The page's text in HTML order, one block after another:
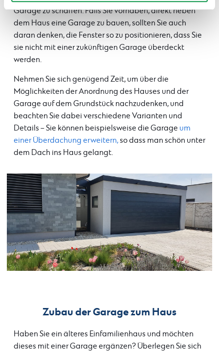
Garage zu schaffen. Falls Sie vorhaben, direkt neben
dem Haus eine Garage zu bauen, sollten Sie auch
daran denken, die Fenster so zu positionieren, dass Sie
sie nicht mit einer zukünftigen Garage überdeckt
werden.
Nehmen Sie sich genügend Zeit, um über die
Möglichkeiten der Anordnung des Hauses und der
Garage auf dem Grundstück nachzudenken, und
beachten Sie dabei verschiedene Varianten und
Details – Sie können beispielsweise die Garage um
einer Überdachung erweitern,so dass man schön unter
dem Dach ins Haus gelangt.
Zubau der Garage zum Haus
Haben Sie ein älteres Einfamilienhaus und möchten
dieses mit einer Garage ergänzen? Überlegen Sie sich